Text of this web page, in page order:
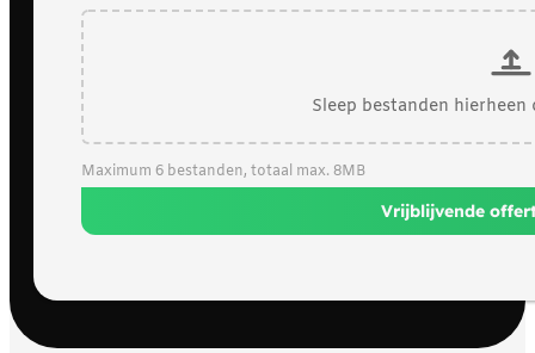
Sleep bestanden
Maximum 6 bestanden, totaal max. 8MB
Vrijblijvende